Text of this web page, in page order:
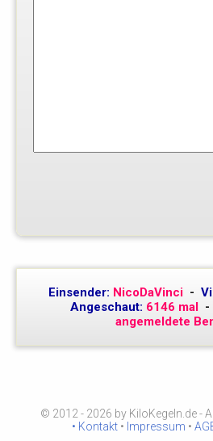
Einsender: NicoDaVinci -
Angeschaut: 6146 mal -
angemeldete
© 2012 - 2026 by KiloKegeln.de -
• Kontakt • Impressum •